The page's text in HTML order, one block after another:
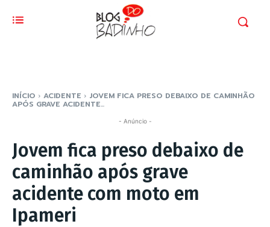
INÍCIO ACIDENTE JOVEM FICA PRESO DEBAIXO DE CAMINHÃO
APÓS GRAVE ACIDENTE...
- Anúncio -
Jovem fica preso debaixo de
caminhão após grave
acidente com moto em
Ipameri